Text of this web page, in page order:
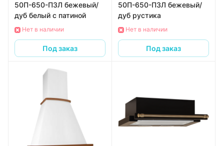
50П-650-П3Л бежевый/
дуб белый с патиной
Нет в наличии
Под заказ
50П-650-П3Л бежевый/
дуб рустика
Нет в наличии
Под заказ